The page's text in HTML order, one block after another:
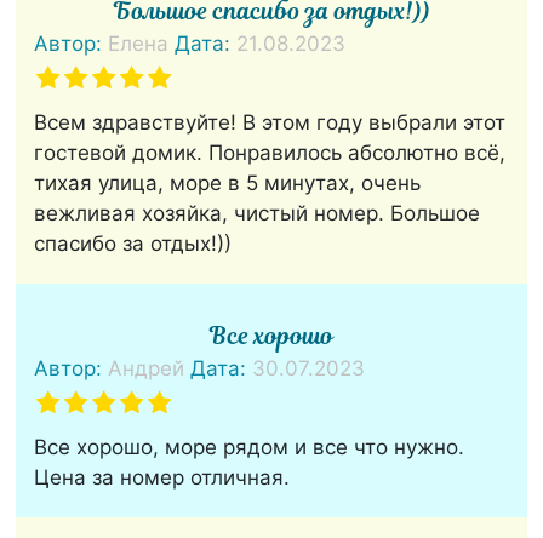
Большое спасибо за отдых!))
Автор: Елена Дата: 21.08.2023
Всем здравствуйте! В этом году выбрали этот
гостевой домик. Понравилось абсолютно всё,
тихая улица, море в 5 минутах, очень
вежливая хозяйка, чистый номер. Большое
спасибо за отдых!))
Все хорошо
Автор: Андрей Дата: 30.07.2023
Все хорошо, море рядом и все что нужно.
Цена за номер отличная.